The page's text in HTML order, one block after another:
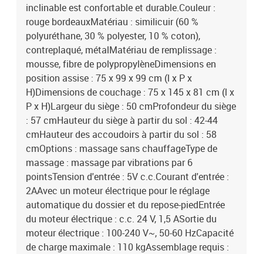
inclinable est confortable et durable.Couleur :
rouge bordeauxMatériau : similicuir (60 %
polyuréthane, 30 % polyester, 10 % coton),
contreplaqué, métalMatériau de remplissage :
mousse, fibre de polypropylèneDimensions en
position assise : 75 x 99 x 99 cm (l x P x
H)Dimensions de couchage : 75 x 145 x 81 cm (l x
P x H)Largeur du siège : 50 cmProfondeur du siège
: 57 cmHauteur du siège à partir du sol : 42-44
cmHauteur des accoudoirs à partir du sol : 58
cmOptions : massage sans chauffageType de
massage : massage par vibrations par 6
pointsTension d'entrée : 5V c.c.Courant d'entrée :
2AAvec un moteur électrique pour le réglage
automatique du dossier et du repose-piedEntrée
du moteur électrique : c.c. 24 V, 1,5 ASortie du
moteur électrique : 100-240 V~, 50-60 HzCapacité
de charge maximale : 110 kgAssemblage requis :